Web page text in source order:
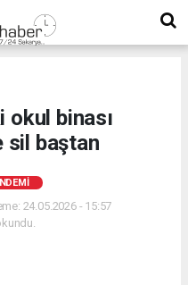
okul binası
sil baştan
24.05.2026 - 15:57